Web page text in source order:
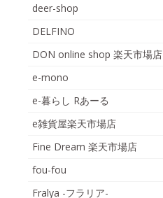
deer-shop
DELFINO
DON online shop 楽天市場店
e-mono
e-暮らし Rあーる
e雑貨屋楽天市場店
Fine Dream 楽天市場店
fou-fou
Fralya -フラリア-